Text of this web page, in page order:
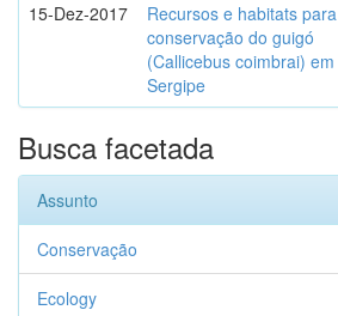
15-Dez-2017
Recursos e habitats para
conservação do guigó
(Callicebus coimbrai) em
Sergipe
Busca facetada
Assunto
Conservação
Ecology